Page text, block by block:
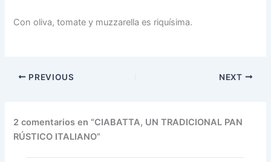
Con oliva, tomate y muzzarella es riquísima.
PREVIOUS NEXT
2 comentarios en “CIABATTA, UN TRADICIONAL PAN
RÚSTICO ITALIANO”